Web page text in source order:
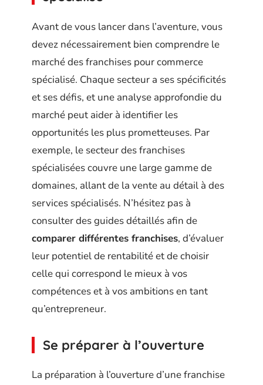
Avant de vous lancer dans l’aventure, vous
devez nécessairement bien comprendre le
marché des franchises pour commerce
spécialisé. Chaque secteur a ses spécificités
et ses défis, et une analyse approfondie du
marché peut aider à identifier les
opportunités les plus prometteuses. Par
exemple, le secteur des franchises
spécialisées couvre une large gamme de
domaines, allant de la vente au détail à des
services spécialisés. N’hésitez pas à
consulter des guides détaillés afin de
comparer différentes franchises, d’évaluer
leur potentiel de rentabilité et de choisir
celle qui correspond le mieux à vos
compétences et à vos ambitions en tant
qu’entrepreneur.
Se préparer à l’ouverture
La préparation à l’ouverture d’une franchise